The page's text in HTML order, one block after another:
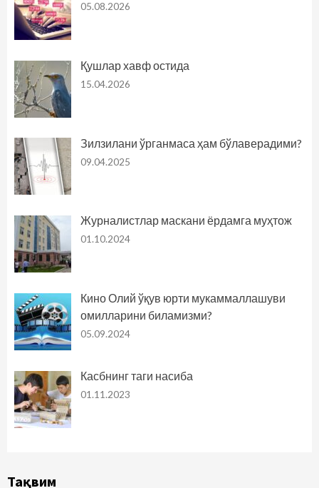
05.08.2026
Қушлар хавф остида
15.04.2026
Зилзилани ўрганмаса ҳам бўлаверадими?
09.04.2025
Журналистлар маскани ёрдамга муҳтож
01.10.2024
Кино Олий ўқув юрти мукаммаллашуви
омилларини биламизми?
05.09.2024
Касбнинг таги насиба
01.11.2023
Тақвим